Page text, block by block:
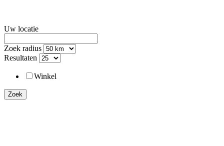
Uw locatie
Zoek radius
Resultaten
Winkel